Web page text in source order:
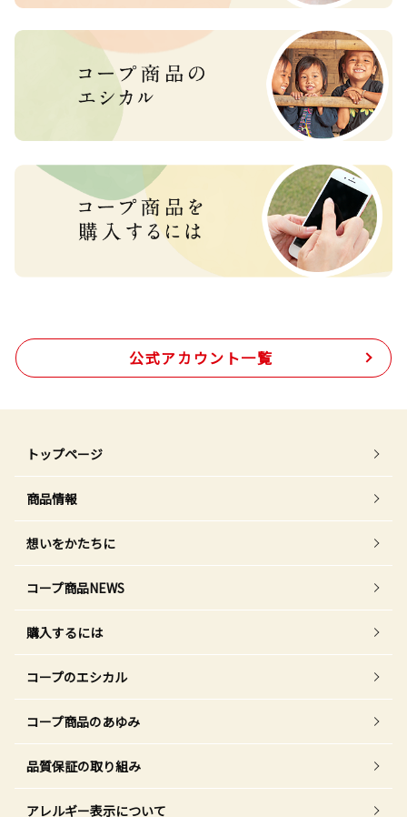
公式アカウント一覧
トップページ
商品情報
想いをかたちに
コープ商品NEWS
購入するには
コープのエシカル
コープ商品のあゆみ
品質保証の取り組み
アレルギー表示について